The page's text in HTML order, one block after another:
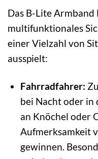
Das B-Lite Armband
multifunktionales
einer Vielzahl von
ausspielt:
Fahrradfahrer:
bei Nacht oder in
an Knöchel oder
Aufmerksamkeit
gewinnen.